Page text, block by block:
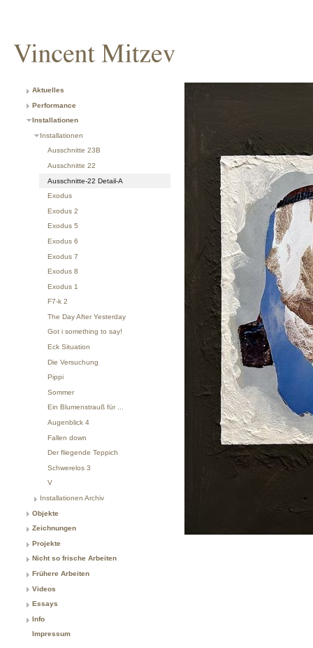
Aktuelles
Performance
Installationen
Installationen
Ausschnitte 23B
Ausschnitte 22
Ausschnitte-22 Detail-A
Exodus
Exodus 2
Exodus 5
Exodus 6
Exodus 7
Exodus 8
Exodus 1
F7-k 2
The Day After Yesterday
Got i something to say!
Eck Situation
Die Versuchung
Pippi
Sommer
Ein Blumenstrauß für ...
Augenblick 4
Fallen down
Der fliegende Teppich
Schwerelos 3
V
Installationen Archiv
Objekte
Zeichnungen
Projekte
Nicht so frische Arbeiten
Frühere Arbeiten
Videos
Essays
Info
Impressum